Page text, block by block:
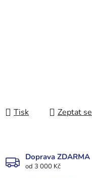
Tisk Zeptat se
Doprava ZDARMA
od 3 000 Kč